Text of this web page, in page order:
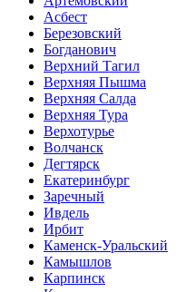
Асбест
Березовский
Богданович
Верхний Тагил
Верхняя Пышма
Верхняя Салда
Верхняя Тура
Верхотурье
Волчанск
Дегтярск
Екатеринбург
Заречный
Ивдель
Ирбит
Каменск-Уральский
Камышлов
Карпинск